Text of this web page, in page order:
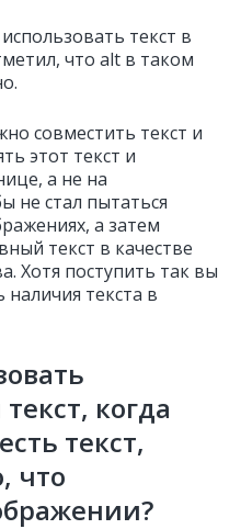
текст в
что alt в таком
совместить текст и
этот текст и
а не на
не стал пытаться
а затем
текст в качестве
Хотя поступить так вы
текста в
когда
текст,
что